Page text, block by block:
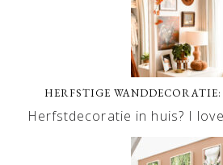
HERFSTIGE
Herfstdecoratie in huis? I